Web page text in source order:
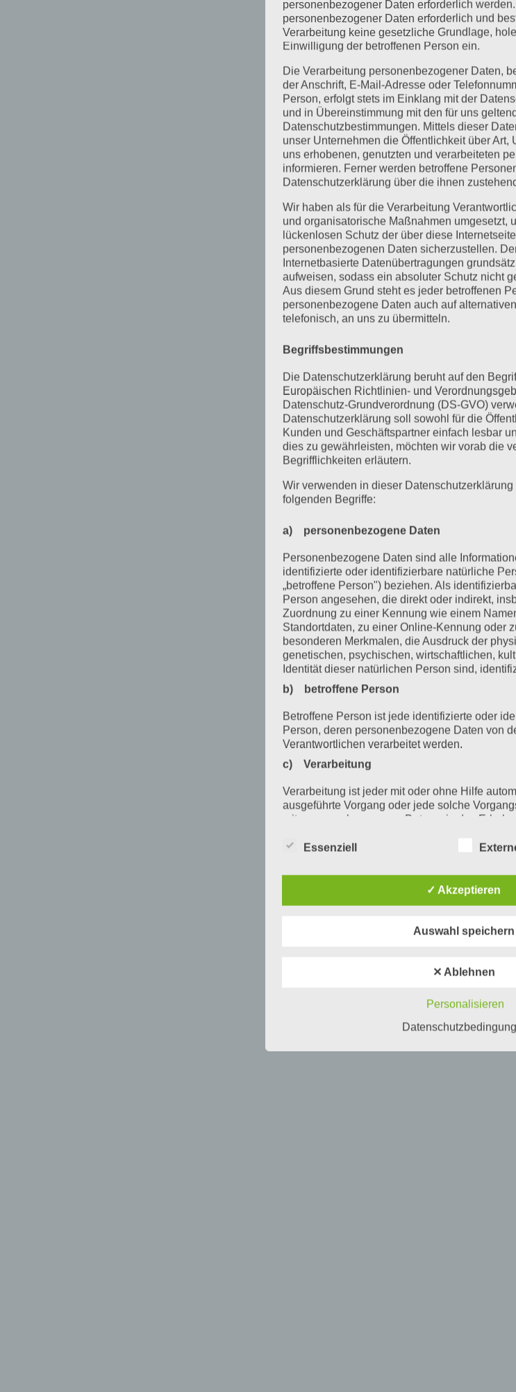
personenbezogener Daten erforderlich
personenbezogener Daten erforderlich und
Verarbeitung keine gesetzliche Grundlage,
Einwilligung der betroffenen Person ein.
Die Verarbeitung personenbezogener Daten,
der Anschrift, E-Mail-Adresse oder
Person, erfolgt stets im Einklang mit der
und in Übereinstimmung mit den für uns
Datenschutzbestimmungen. Mittels dieser
unser Unternehmen die Öffentlichkeit über Art,
uns erhobenen, genutzten und verarbeiteten
informieren. Ferner werden betroffene
Datenschutzerklärung über die ihnen
Wir haben als für die Verarbeitung
und organisatorische Maßnahmen umgesetzt,
lückenlosen Schutz der über diese
personenbezogenen Daten sicherzustellen.
Internetbasierte Datenübertragungen
aufweisen, sodass ein absoluter Schutz nicht
Aus diesem Grund steht es jeder betroffenen
personenbezogene Daten auch auf
telefonisch, an uns zu übermitteln.
Begriffsbestimmungen
Die Datenschutzerklärung beruht auf den
Europäischen Richtlinien- und
Datenschutz-Grundverordnung (DS-GVO)
Datenschutzerklärung soll sowohl für die
Kunden und Geschäftspartner einfach lesbar
dies zu gewährleisten, möchten wir vorab die
Begrifflichkeiten erläutern.
Wir verwenden in dieser
folgenden Begriffe:
a) personenbezogene Daten
Personenbezogene Daten sind alle
identifizierte oder identifizierbare natürliche
„betroffene Person") beziehen. Als
Person angesehen, die direkt oder indirekt,
Zuordnung zu einer Kennung wie einem
Standortdaten, zu einer Online-Kennung oder
besonderen Merkmalen, die Ausdruck der
genetischen, psychischen, wirtschaftlichen,
Identität dieser natürlichen Person sind,
b) betroffene Person
Betroffene Person ist jede identifizierte oder
Person, deren personenbezogene Daten von
Verantwortlichen verarbeitet werden.
c) Verarbeitung
Verarbeitung ist jeder mit oder ohne Hilfe
ausgeführte Vorgang oder jede solche
mit personenbezogenen Daten wie das
Veränderung, das Auslesen, das Abfragen, die
Bereitstellung, den Abgleich oder die
Löschen oder die Vernichtung.
d) Einschränkung der Verarbeitung
Einschränkung der Verarbeitung ist die
Profiling ist jede Art der automatisierten
Daten, die darin besteht, dass diese
Person beziehen, zu bewerten, insbesondere,
Essenziell
✓ Akzeptieren
Auswahl speichern
✕ Ablehnen
Personalisieren